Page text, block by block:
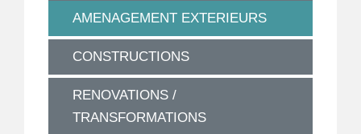
AMENAGEMENT EXTERIEURS
CONSTRUCTIONS
RENOVATIONS /
TRANSFORMATIONS